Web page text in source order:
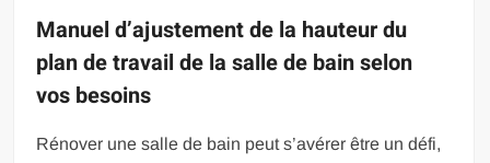
Manuel d’ajustement de la hauteur du
plan de travail de la salle de bain selon
vos besoins
Rénover une salle de bain peut s’avérer être un défi,